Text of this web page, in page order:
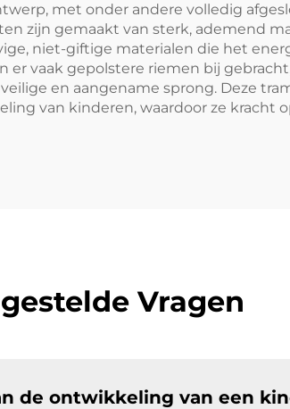
met onder andere volledig
zijn gemaakt van sterk, ademend
niet-giftige materialen die het
vaak gepolstere riemen bij
en aangename sprong. Deze
van kinderen, waardoor ze
Vragen
de ontwikkeling van een